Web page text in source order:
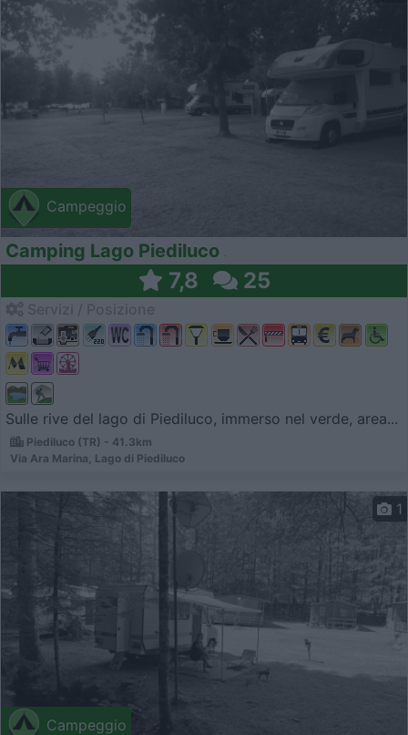
Campeggio
Camping Lago Piediluco
7,8 25
Sulle rive del lago di Piediluco, immerso nel verde, area...
Piediluco (TR) - 41.3km
Via Ara Marina, Lago di Piediluco
Campeggio
1